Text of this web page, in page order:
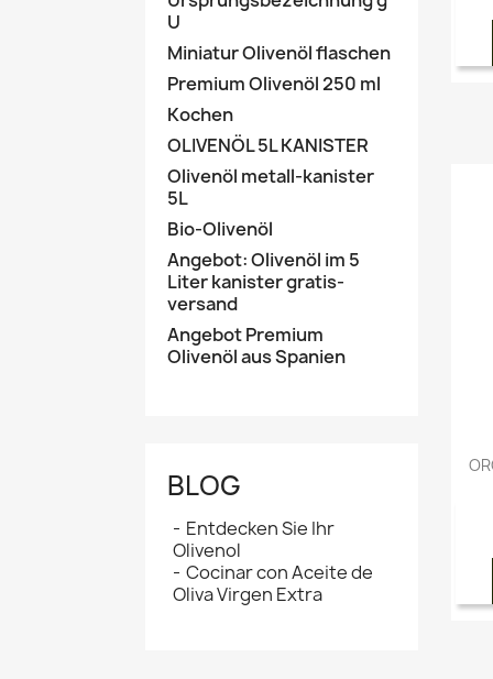
U
Miniatur Olivenöl flaschen
Premium Olivenöl 250 ml
Kochen
OLIVENÖL 5L KANISTER
Olivenöl metall-kanister
5L
Bio-Olivenöl
Angebot: Olivenöl im 5
Liter kanister gratis-
versand
Angebot Premium
Olivenöl aus Spanien
BLOG
Entdecken Sie Ihr
Olivenol
Cocinar con Aceite de
Oliva Virgen Extra